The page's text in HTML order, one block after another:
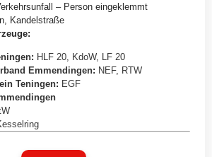
– Person eingeklemmt
Kandelstraße
: HLF 20, KdoW, LF 20
Emmendingen: NEF, RTW
Teningen: EGF